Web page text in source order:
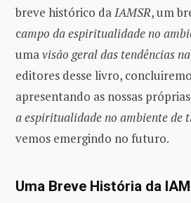
breve histórico daIAMSR, um
campo da espiritualidade no
umavisão geral das tendências
editores desse livro,
apresentando as nossas
a espiritualidade no ambiente de
vemos emergindo no futuro.
Uma Breve História da